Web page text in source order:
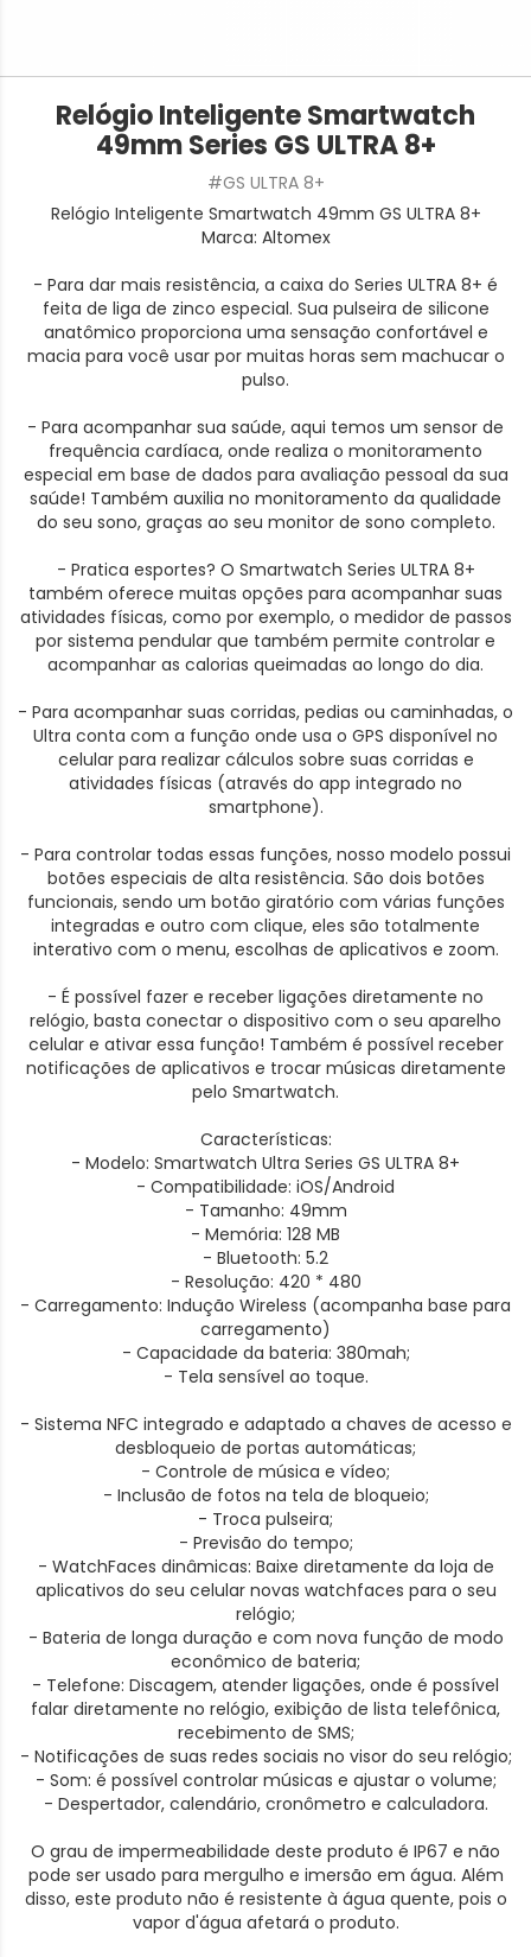
Relógio Inteligente Smartwatch
49mm Series GS ULTRA 8+
#GS ULTRA 8+
Relógio Inteligente Smartwatch 49mm GS ULTRA 8+
Marca: Altomex
- Para dar mais resistência, a caixa do Series ULTRA 8+ é
feita de liga de zinco especial. Sua pulseira de silicone
anatômico proporciona uma sensação confortável e
macia para você usar por muitas horas sem machucar o
pulso.
- Para acompanhar sua saúde, aqui temos um sensor de
frequência cardíaca, onde realiza o monitoramento
especial em base de dados para avaliação pessoal da sua
saúde! Também auxilia no monitoramento da qualidade
do seu sono, graças ao seu monitor de sono completo.
- Pratica esportes? O Smartwatch Series ULTRA 8+
também oferece muitas opções para acompanhar suas
atividades físicas, como por exemplo, o medidor de passos
por sistema pendular que também permite controlar e
acompanhar as calorias queimadas ao longo do dia.
- Para acompanhar suas corridas, pedias ou caminhadas, o
Ultra conta com a função onde usa o GPS disponível no
celular para realizar cálculos sobre suas corridas e
atividades físicas (através do app integrado no
smartphone).
- Para controlar todas essas funções, nosso modelo possui
botões especiais de alta resistência. São dois botões
funcionais, sendo um botão giratório com várias funções
integradas e outro com clique, eles são totalmente
interativo com o menu, escolhas de aplicativos e zoom.
- É possível fazer e receber ligações diretamente no
relógio, basta conectar o dispositivo com o seu aparelho
celular e ativar essa função! Também é possível receber
notificações de aplicativos e trocar músicas diretamente
pelo Smartwatch.
Características:
- Modelo: Smartwatch Ultra Series GS ULTRA 8+
- Compatibilidade: iOS/Android
- Tamanho: 49mm
- Memória: 128 MB
- Bluetooth: 5.2
- Resolução: 420 * 480
- Carregamento: Indução Wireless (acompanha base para
carregamento)
- Capacidade da bateria: 380mah;
- Tela sensível ao toque.
- Sistema NFC integrado e adaptado a chaves de acesso e
desbloqueio de portas automáticas;
- Controle de música e vídeo;
- Inclusão de fotos na tela de bloqueio;
- Troca pulseira;
- Previsão do tempo;
- WatchFaces dinâmicas: Baixe diretamente da loja de
aplicativos do seu celular novas watchfaces para o seu
relógio;
- Bateria de longa duração e com nova função de modo
econômico de bateria;
- Telefone: Discagem, atender ligações, onde é possível
falar diretamente no relógio, exibição de lista telefônica,
recebimento de SMS;
- Notificações de suas redes sociais no visor do seu relógio;
- Som: é possível controlar músicas e ajustar o volume;
- Despertador, calendário, cronômetro e calculadora.
O grau de impermeabilidade deste produto é IP67 e não
pode ser usado para mergulho e imersão em água. Além
disso, este produto não é resistente à água quente, pois o
vapor d'água afetará o produto.